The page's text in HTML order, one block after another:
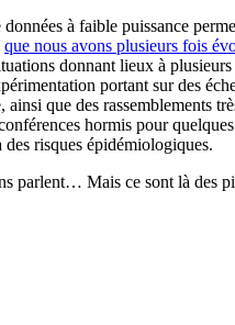
données à faible puissance
que nous avons plusieurs fois
donnant lieux à
portant sur des
que des rassemblements
hormis pour
risques épidémiologiques.
parlent… Mais ce sont là des